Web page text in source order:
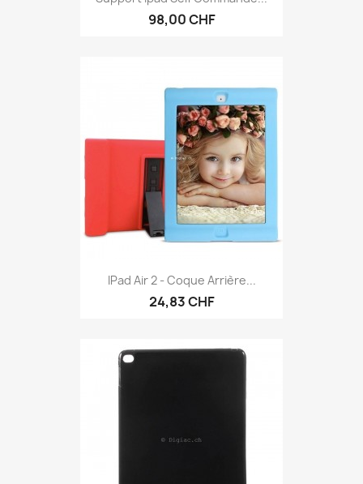
98,00 CHF
IPad Air 2 - Coque Arrière...
24,83 CHF